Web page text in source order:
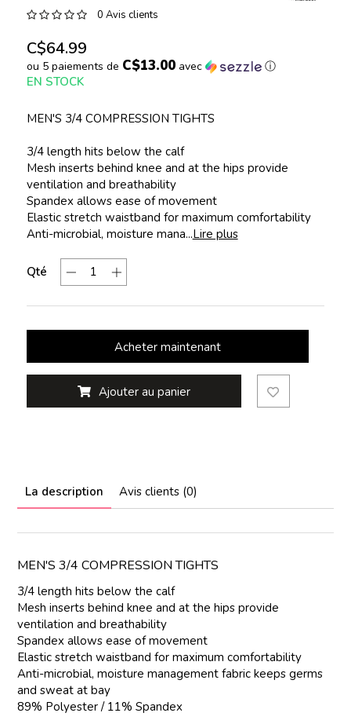
0 Avis clients
C$64.99
ou 5 paiements de C$13.00avec ⓘ
EN STOCK
MEN'S 3/4 COMPRESSION TIGHTS
3/4 length hits below the calf
Mesh inserts behind knee and at the hips provide
ventilation and breathability
Spandex allows ease of movement
Elastic stretch waistband for maximum comfortability
Anti-microbial, moisture mana...Lire plus
Qté
Acheter maintenant
Ajouter au panier
La description Avis clients (0)
MEN'S 3/4 COMPRESSION TIGHTS
3/4 length hits below the calf
Mesh inserts behind knee and at the hips provide
ventilation and breathability
Spandex allows ease of movement
Elastic stretch waistband for maximum comfortability
Anti-microbial, moisture management fabric keeps germs
and sweat at bay
89% Polyester / 11% Spandex